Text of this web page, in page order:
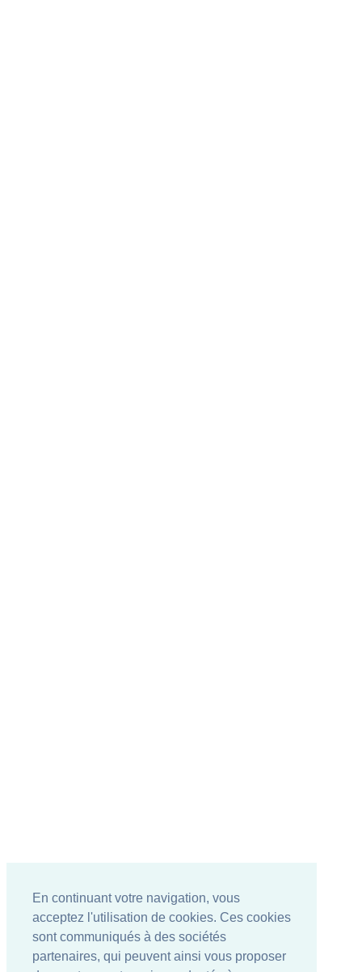
En continuant votre navigation, vous
acceptez l'utilisation de cookies. Ces cookies
sont communiqués à des sociétés
partenaires, qui peuvent ainsi vous proposer